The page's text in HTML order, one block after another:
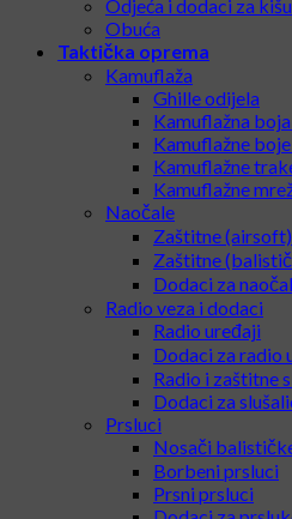
Odjeća i dodaci za kišu
Obuća
Taktička oprema
Kamuflaža
Ghille odijela
Kamuflažna
Kamuflažne
Kamuflažne
Kamuflažne
Naočale
Zaštitne
Zaštitne
Dodaci za
Radio veza i dodaci
Radio uređaji
Dodaci za radio
Radio i zaštitne
Dodaci za
Prsluci
Nosači
Borbeni prsluci
Prsni prsluci